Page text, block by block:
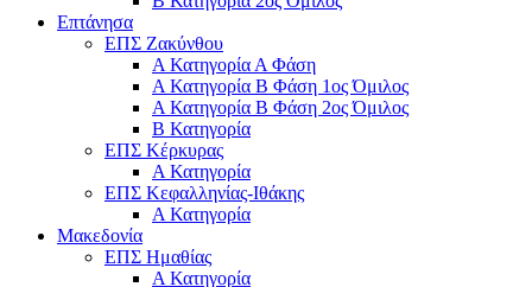
Επτάνησα
ΕΠΣ Ζακύνθου
Α Κατηγορία Α Φάση
Α Κατηγορία Β Φάση 1ος Όμιλος
Α Κατηγορία Β Φάση 2ος Όμιλος
Β Κατηγορία
ΕΠΣ Κέρκυρας
A Κατηγορία
ΕΠΣ Κεφαλληνίας-Ιθάκης
Α Κατηγορία
Μακεδονία
ΕΠΣ Ημαθίας
Α Κατηγορία